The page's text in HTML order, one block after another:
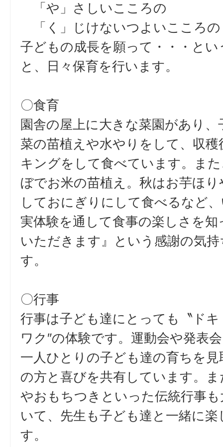
「や」さしいこころの
「く」じけないつよいこころの
子どもの成長を願って・・・とい
と、日々保育を行います。
〇食育
園舎の屋上に大きな菜園があり、
菜の苗植えや水やりをして、収
キングをして食べています。ま
ぼでお米の苗植え。秋はお芋ほ
しておにぎりにして食べるなど
実体験を通して食事の楽しさを
いただきます』という感謝の気
す。
〇行事
行事は子ども達にとっても〝ド
ワク″の体験です。運動会や発表
一人ひとりの子ども達の育ちを見
の方と喜びを共有しています。
やおもちつきといった伝統行事
いて、先生も子ども達と一緒に
す。